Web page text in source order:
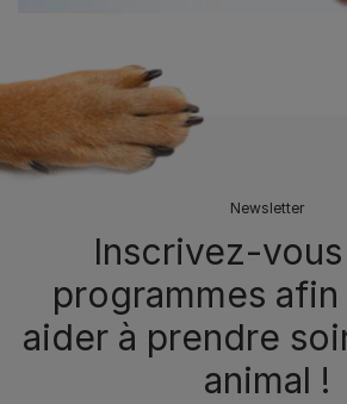
Newsletter
Inscrivez-
programmes
aider à prendre
animal !